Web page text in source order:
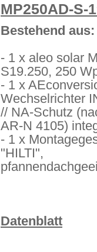
MP250AD-S-
Bestehend aus:
- 1 x aleo solar
S19.250, 250
- 1 x
Wechselrichter
// NA-Schutz
AR-N 4105)
- 1 x
"HILTI",
Datenblatt